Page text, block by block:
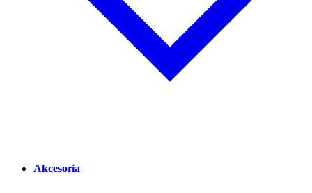
Akcesoria